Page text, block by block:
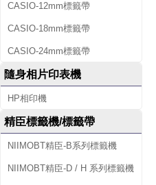
CASIO-12mm標籤帶
CASIO-18mm標籤帶
CASIO-24mm標籤帶
隨身相片印表機
HP相印機
精臣標籤機/標籤帶
NIIMOBT精臣-B系列標籤機
NIIMOBT精臣-D / H 系列標籤機